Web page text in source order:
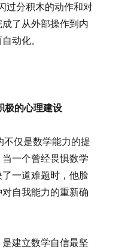
过分积木的动作和对
了从外部操作到内
动化。
极的心理建设
不仅是数学能力的提
一个曾经畏惧数学
一道难题时，他脸
自我能力的重新确
建立数学自信最坚